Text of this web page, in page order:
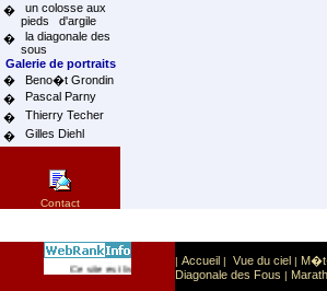
�
un colosse aux
pieds d'argile
�
la diagonale des
sous
Galerie de portraits
�
Beno�t Grondin
�
Pascal Parny
�
Thierry Techer
�
Gilles Diehl
Contact
Ce site est list� dans la cat�gorie Sport: Sports
| Accueil | Vue du ciel |
Diagonale des Fous |